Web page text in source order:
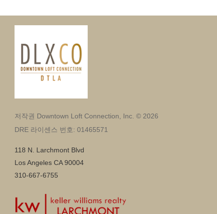
저작권 Downtown Loft Connection, Inc. © 2026
DRE 라이센스 번호: 01465571
118 N. Larchmont Blvd
Los Angeles CA 90004
310-667-6755